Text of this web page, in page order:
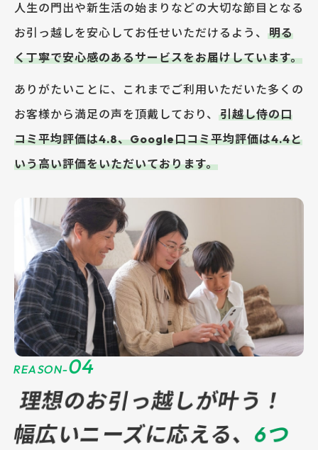
人生の門出や新生活の始まりなどの大切な節目となる
お引っ越しを安心してお任せいただけるよう、 明る
く丁寧で安心感のあるサービスをお届けしています。
ありがたいことに、これまでご利用いただいた多くの
お客様から満足の声を頂戴しており、 引越し侍の口
コミ平均評価は4.8、Google口コミ平均評価は4.4と
いう高い評価をいただいております。
REASON-04
理想のお引っ越しが叶う！
幅広いニーズに応える、6つ